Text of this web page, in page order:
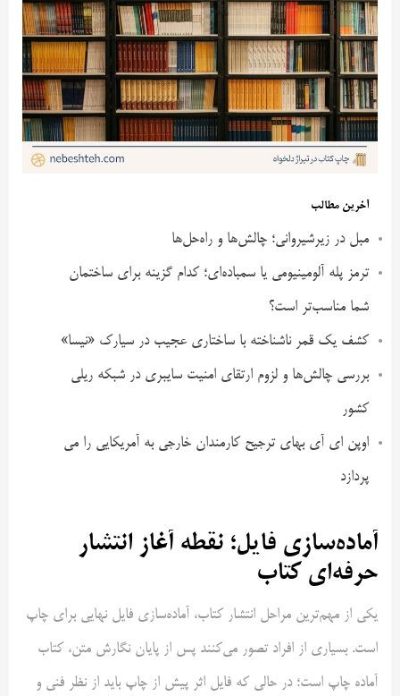
آخرین مطالب
مبل در زیرشیروانی؛ چالش‌ها و راه‌حل‌ها
ترمز پله آلومینیومی یا سمباده‌ای؛ کدام گزینه برای ساختمان
شما مناسب‌تر است؟
کشف یک قمر ناشناخته با ساختاری عجیب در سیارک «نیسا»
بررسی چالش‌ها و لزوم ارتقای امنیت سایبری در شبکه ریلی
کشور
اوپن ای آی بهای ترجیح کارمندان خارجی به آمریکایی را می
پردازد
آماده‌سازی فایل؛ نقطه آغاز انتشار
حرفه‌ای کتاب
یکی از مهم‌ترین مراحل انتشار کتاب، آماده‌سازی فایل نهایی برای چاپ
است. بسیاری از افراد تصور می‌کنند پس از پایان نگارش متن، کتاب
آماده چاپ است؛ در حالی که فایل اثر پیش از چاپ باید از نظر فنی و